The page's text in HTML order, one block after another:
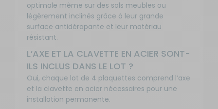
optimale même sur des sols meubles ou
légèrement inclinés grâce à leur grande
surface antidérapante et leur matériau
résistant.
L’AXE ET LA CLAVETTE EN ACIER SONT-
ILS INCLUS DANS LE LOT ?
Oui, chaque lot de 4 plaquettes comprend l’axe
et la clavette en acier nécessaires pour une
installation permanente.